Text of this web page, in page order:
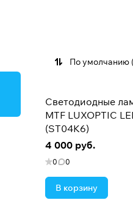
По умолчанию
Светодиодные
MTF LUXOPTIC
(ST04K6)
4 000 руб.
0 0
В корзину